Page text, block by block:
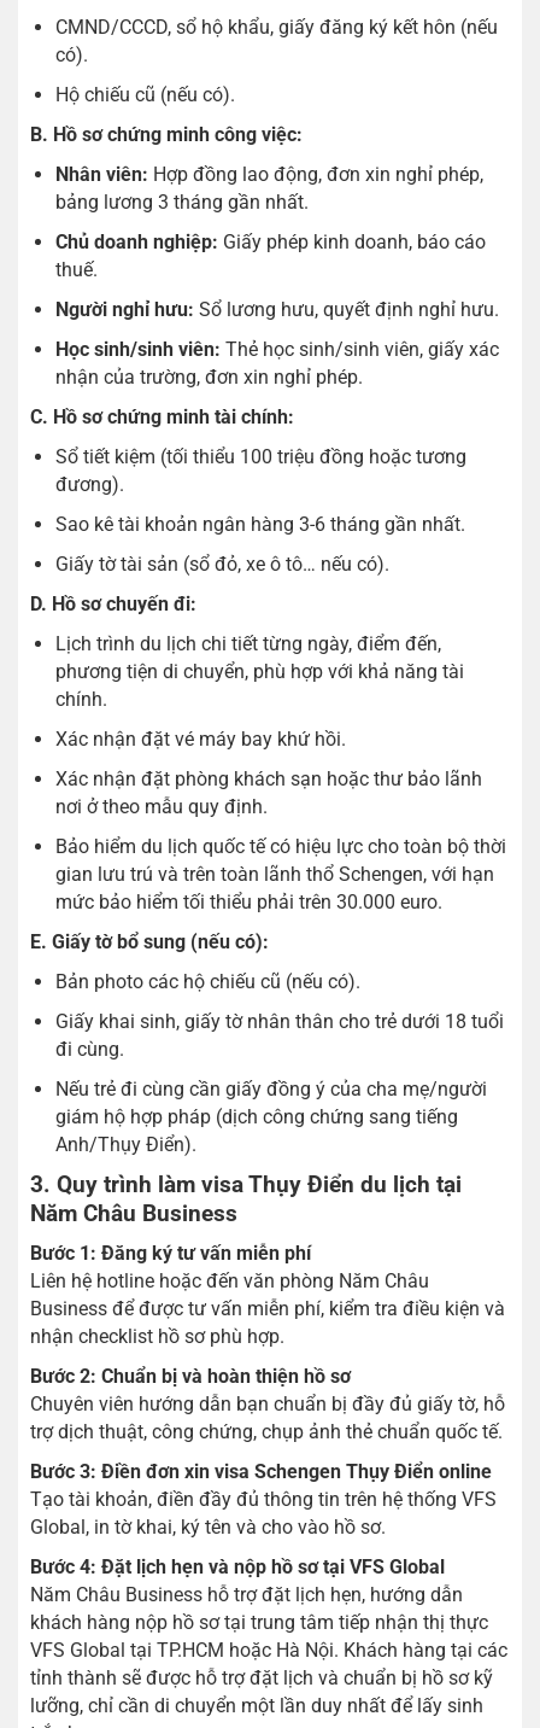
CMND/CCCD, sổ hộ khẩu, giấy đăng ký kết hôn (nếu
có).
Hộ chiếu cũ (nếu có).
B. Hồ sơ chứng minh công việc:
Nhân viên: Hợp đồng lao động, đơn xin nghỉ phép,
bảng lương 3 tháng gần nhất.
Chủ doanh nghiệp: Giấy phép kinh doanh, báo cáo
thuế.
Người nghỉ hưu: Sổ lương hưu, quyết định nghỉ hưu.
Học sinh/sinh viên: Thẻ học sinh/sinh viên, giấy xác
nhận của trường, đơn xin nghỉ phép.
C. Hồ sơ chứng minh tài chính:
Sổ tiết kiệm (tối thiểu 100 triệu đồng hoặc tương
đương).
Sao kê tài khoản ngân hàng 3-6 tháng gần nhất.
Giấy tờ tài sản (sổ đỏ, xe ô tô… nếu có).
D. Hồ sơ chuyến đi:
Lịch trình du lịch chi tiết từng ngày, điểm đến,
phương tiện di chuyển, phù hợp với khả năng tài
chính.
Xác nhận đặt vé máy bay khứ hồi.
Xác nhận đặt phòng khách sạn hoặc thư bảo lãnh
nơi ở theo mẫu quy định.
Bảo hiểm du lịch quốc tế có hiệu lực cho toàn bộ thời
gian lưu trú và trên toàn lãnh thổ Schengen, với hạn
mức bảo hiểm tối thiểu phải trên 30.000 euro.
E. Giấy tờ bổ sung (nếu có):
Bản photo các hộ chiếu cũ (nếu có).
Giấy khai sinh, giấy tờ nhân thân cho trẻ dưới 18 tuổi
đi cùng.
Nếu trẻ đi cùng cần giấy đồng ý của cha mẹ/người
giám hộ hợp pháp (dịch công chứng sang tiếng
Anh/Thụy Điển).
3. Quy trình làm visa Thụy Điển du lịch tại
Năm Châu Business
Bước 1: Đăng ký tư vấn miễn phí
Liên hệ hotline hoặc đến văn phòng Năm Châu
Business để được tư vấn miễn phí, kiểm tra điều kiện và
nhận checklist hồ sơ phù hợp.
Bước 2: Chuẩn bị và hoàn thiện hồ sơ
Chuyên viên hướng dẫn bạn chuẩn bị đầy đủ giấy tờ, hỗ
trợ dịch thuật, công chứng, chụp ảnh thẻ chuẩn quốc tế.
Bước 3: Điền đơn xin visa Schengen Thụy Điển online
Tạo tài khoản, điền đầy đủ thông tin trên hệ thống VFS
Global, in tờ khai, ký tên và cho vào hồ sơ.
Bước 4: Đặt lịch hẹn và nộp hồ sơ tại VFS Global
Năm Châu Business hỗ trợ đặt lịch hẹn, hướng dẫn
khách hàng nộp hồ sơ tại trung tâm tiếp nhận thị thực
VFS Global tại TP.HCM hoặc Hà Nội. Khách hàng tại các
tỉnh thành sẽ được hỗ trợ đặt lịch và chuẩn bị hồ sơ kỹ
lưỡng, chỉ cần di chuyển một lần duy nhất để lấy sinh